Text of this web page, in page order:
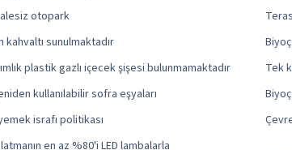
otopark
Teras
kahvaltı sunulmaktadır
plastik gazlı içecek şişesi bulunmamaktadır
Tek
kullanılabilir sofra eşyaları
israfı politikası
en az %80'i LED lambalarla